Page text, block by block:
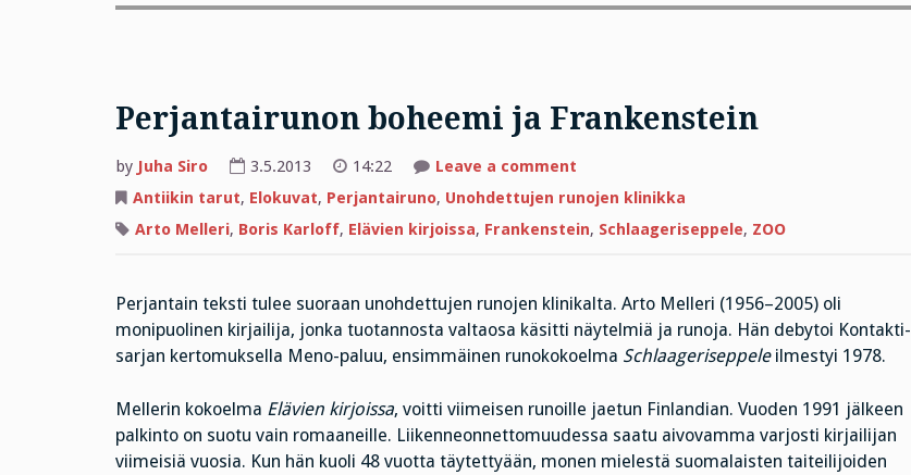
Perjantairunon boheemi ja Frankenstein
by Juha Siro 3.5.2013 14:22 Leave a commenton
boheemi
Frankenstein
Antiikin tarut, Elokuvat, Perjantairuno, Unohdettujen runojen klinikka
Arto Melleri, Boris Karloff, Elävien kirjoissa, Frankenstein, Schlaageriseppele, ZOO
Perjantain teksti tulee suoraan unohdettujen runojen klinikalta. Arto Melleri (1956–2005) oli
monipuolinen kirjailija, jonka tuotannosta valtaosa käsitti näytelmiä ja runoja. Hän debytoi Kontakti-
sarjan kertomuksella Meno-paluu, ensimmäinen runokokoelma Schlaageriseppeleilmestyi 1978.
Mellerin kokoelma Elävien kirjoissa, voitti viimeisen runoille jaetun Finlandian. Vuoden 1991 jälkeen
palkinto on suotu vain romaaneille. Liikenneonnettomuudessa saatu aivovamma varjosti kirjailijan
viimeisiä vuosia. Kun hän kuoli 48 vuotta täytettyään, monen mielestä suomalaisten taiteilijoiden